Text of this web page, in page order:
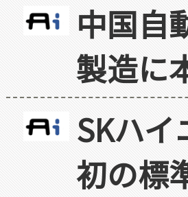
中国自
製造に
SKハ
初の標